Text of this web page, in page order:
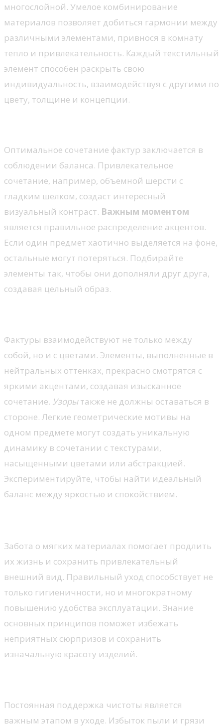
многослойной. Умелое комбинирование
материалов позволяет добиться гармонии между
различными элементами, привнося в комнату
тепло и привлекательность. Каждый текстильный
элемент способен раскрыть свою
индивидуальность, взаимодействуя с другими по
цвету, толщине и концепции.
Оптимальное сочетание фактур заключается в
соблюдении баланса. Привлекательное
сочетание, например, объемной шерсти с
гладким шелком, создаст интересный
визуальный контраст. Важным моментом
является правильное распределение акцентов.
Если один предмет хаотично выделяется на фоне,
остальные могут потеряться. Подбирайте
элементы так, чтобы они дополняли друг друга,
создавая цельный образ.
Фактуры взаимодействуют не только между
собой, но и с цветами. Элементы, выполненные в
нейтральных оттенках, прекрасно смотрятся с
яркими акцентами, создавая изысканное
сочетание. Узорытакже не должны оставаться в
стороне. Легкие геометрические мотивы на
одном предмете могут создать уникальную
динамику в сочетании с текстурами,
насыщенными цветами или абстракцией.
Экспериментируйте, чтобы найти идеальный
баланс между яркостью и спокойствием.
Забота о мягких материалах помогает продлить
их жизнь и сохранить привлекательный
внешний вид. Правильный уход способствует не
только гигиеничности, но и многократному
повышению удобства эксплуатации. Знание
основных принципов поможет избежать
неприятных сюрпризов и сохранить
изначальную красоту изделий.
Постоянная поддержка чистоты является
важным этапом в уходе. Избыток пыли и грязи